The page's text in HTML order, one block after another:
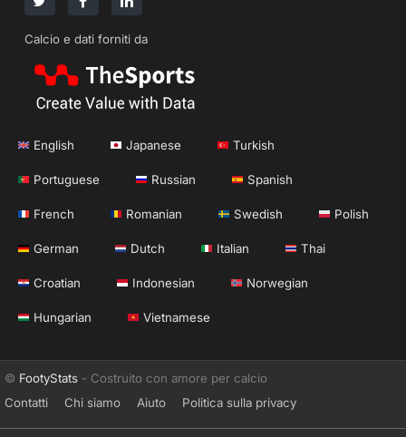
Calcio e dati forniti da
English Japanese Turkish
Portuguese Russian Spanish
French Romanian Swedish Polish
German Dutch Italian Thai
Croatian Indonesian Norwegian
Hungarian Vietnamese
© FootyStats - Costruito con amore per calcio
Contatti
Chi siamo Aiuto Politica sulla privacy